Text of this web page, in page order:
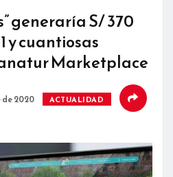
generaría S/ 370
y cuantiosas
Marketplace
de 2020 ACTUALIDAD